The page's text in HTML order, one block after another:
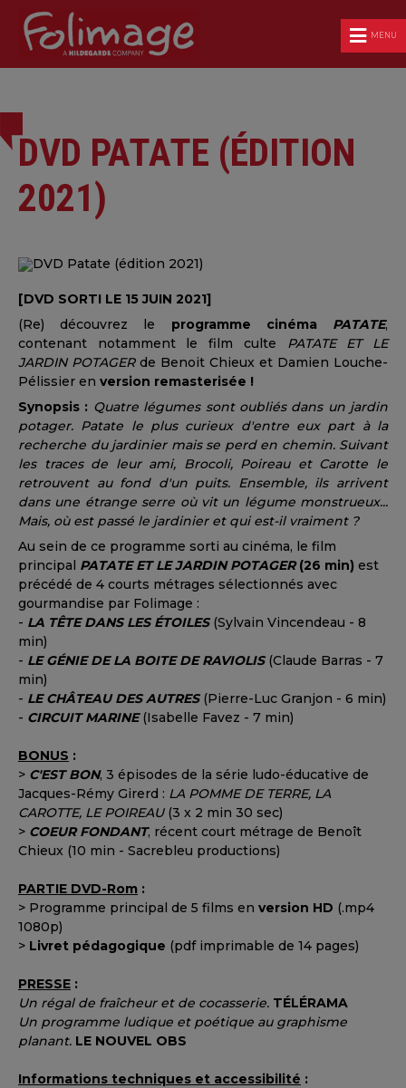
MENU
DVD PATATE (ÉDITION
2021)
[DVD SORTI LE 15 JUIN 2021]
(Re) découvrez le programme cinéma PATATE,
contenant notamment le film culte PATATE ET LE
JARDIN POTAGERde Benoit Chieux et Damien Louche-
Pélissier en version remasterisée !
Synopsis : Quatre légumes sont oubliés dans un jardin
potager. Patate le plus curieux d'entre eux part à la
recherche du jardinier mais se perd en chemin. Suivant
les traces de leur ami, Brocoli, Poireau et Carotte le
retrouvent au fond d'un puits. Ensemble, ils arrivent
dans une étrange serre où vit un légume monstrueux...
Mais, où est passé le jardinier et qui est-il vraiment ?
Au sein de ce programme sorti au cinéma, le film
principal PATATE ET LE JARDIN POTAGER(26 min) est
précédé de 4 courts métrages sélectionnés avec
gourmandise par Folimage :
- LA TÊTE DANS LES ÉTOILES(Sylvain Vincendeau - 8
min)
- LE GÉNIE DE LA BOITE DE RAVIOLIS(Claude Barras - 7
min)
- LE CHÂTEAU DES AUTRES(Pierre-Luc Granjon - 6 min)
- CIRCUIT MARINE(Isabelle Favez - 7 min)
BONUS :
> C'EST BON, 3 épisodes de la série ludo-éducative de
Jacques-Rémy Girerd : LA POMME DE TERRE, LA
CAROTTE, LE POIREAU(3 x 2 min 30 sec)
> COEUR FONDANT, récent court métrage de Benoît
Chieux (10 min - Sacrebleu productions)
PARTIE DVD-Rom :
> Programme principal de 5 films en version HD (.mp4
1080p)
> Livret pédagogique (pdf imprimable de 14 pages)
PRESSE :
Un régal de fraîcheur et de cocasserie. TÉLÉRAMA
Un programme ludique et poétique au graphisme
planant. LE NOUVEL OBS
Informations techniques et accessibilité :